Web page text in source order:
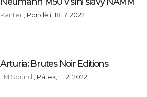
Panter , Pondělí, 18. 7. 2022
Arturia: Brutes Noir Editions
TM Sound , Pátek, 11. 2. 2022